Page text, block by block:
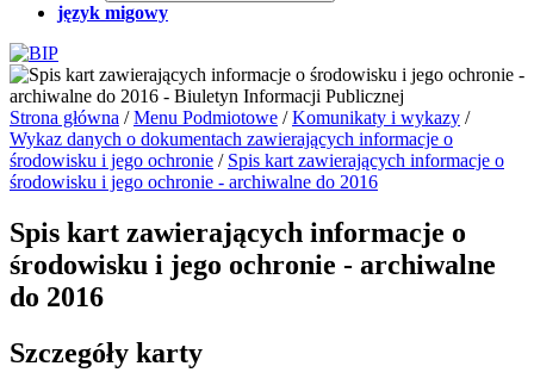
język migowy
Strona główna /Menu Podmiotowe /Komunikaty i wykazy /
Wykaz danych o dokumentach zawierających informacje o
środowisku i jego ochronie / Spis kart zawierających informacje o
środowisku i jego ochronie - archiwalne do 2016
Spis kart zawierających informacje o
środowisku i jego ochronie - archiwalne
do 2016
Szczegóły karty